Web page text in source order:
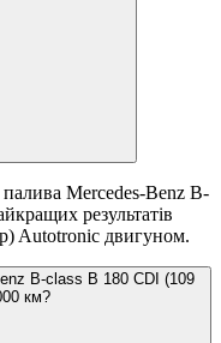
Mercedes-Benz B-
результатів
Autotronic двигуном.
B-class B 180 CDI (109
км?